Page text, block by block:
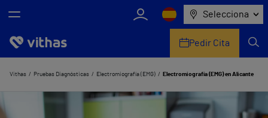
Selecciona
Nosotros
Pedir Cita
Vithas Pruebas Diagnósticas Electromiografía (EMG) Electromiografía (EMG) en Alicante